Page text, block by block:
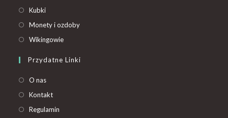
Kubki
Monety i ozdoby
Wikingowie
Przydatne Linki
O nas
Kontakt
Regulamin